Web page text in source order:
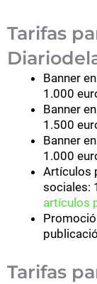
Tarifas
Banner
1.000
Banner
1.500
Banner
1.000
Artículos
sociales:
artículos
Tarifas